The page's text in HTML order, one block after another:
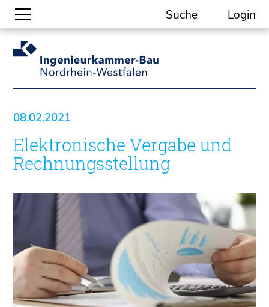
Suche
Gesellschaftliche Themen
Aktuelle Meldungen
Kein Ding ohne ING.
Ingenieurkammer-Bau NRW
Willkommen bei der Kammer
Aufgaben
Gremien
Geschäftsstelle
Mitgliedschaft
Veranstaltungsformate
Unsere Publikationen
Informationen für Fortbildungsträger
Anträge, Anzeigen, Formulare
Login
08.02.2021
Elektronische Vergabe und
Rechnungsstellung